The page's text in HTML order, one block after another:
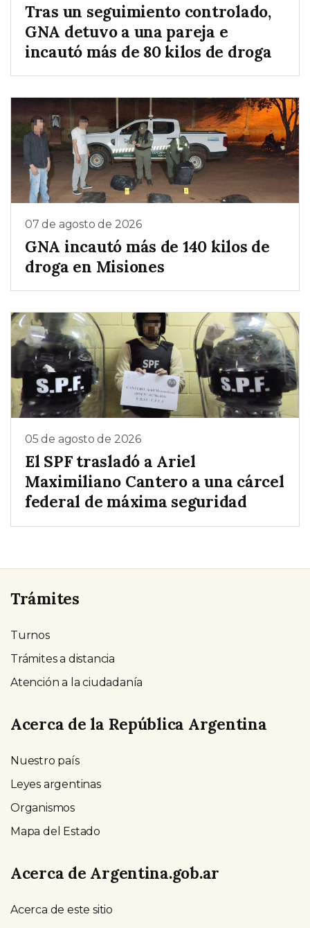
Tras un seguimiento controlado,
GNA detuvo a una pareja e
incautó más de 80 kilos de droga
07 de agosto de 2026
GNA incautó más de 140 kilos de
droga en Misiones
05 de agosto de 2026
El SPF trasladó a Ariel
Maximiliano Cantero a una cárcel
federal de máxima seguridad
Trámites
Turnos
Trámites a distancia
Atención a la ciudadanía
Acerca de la República Argentina
Nuestro país
Leyes argentinas
Organismos
Mapa del Estado
Acerca de Argentina.gob.ar
Acerca de este sitio